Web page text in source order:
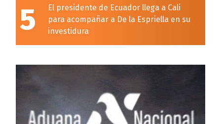
5
El presidente de Ecuador llega a Cali
para acompañar a De la Espriella en su
investidura